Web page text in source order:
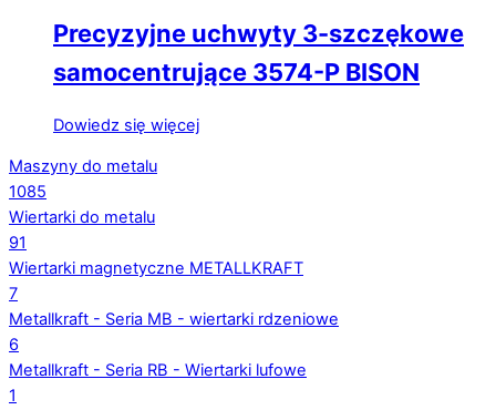
Precyzyjne uchwyty 3-szczękowe
samocentrujące 3574-P BISON
Dowiedz się więcej
Maszyny do metalu
1085
Wiertarki do metalu
91
Wiertarki magnetyczne METALLKRAFT
7
Metallkraft - Seria MB - wiertarki rdzeniowe
6
Metallkraft - Seria RB - Wiertarki lufowe
1